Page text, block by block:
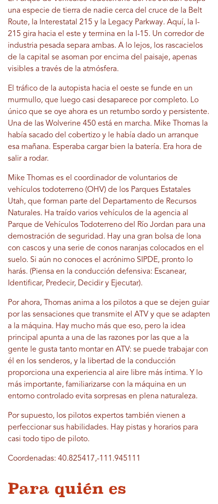
una especie de tierra de nadie cerca del cruce de la Belt
Route, la Interestatal 215 y la Legacy Parkway. Aquí, la I-
215 gira hacia el este y termina en la I-15. Un corredor de
industria pesada separa ambas. A lo lejos, los rascacielos
de la capital se asoman por encima del paisaje, apenas
visibles a través de la atmósfera.
El tráfico de la autopista hacia el oeste se funde en un
murmullo, que luego casi desaparece por completo. Lo
único que se oye ahora es un retumbo sordo y persistente.
Una de las Wolverine 450 está en marcha. Mike Thomas la
había sacado del cobertizo y le había dado un arranque
esa mañana. Esperaba cargar bien la batería. Era hora de
salir a rodar.
Mike Thomas es el coordinador de voluntarios de
vehículos todoterreno (OHV) de los Parques Estatales
Utah, que forman parte del Departamento de Recursos
Naturales. Ha traído varios vehículos de la agencia al
Parque de Vehículos Todoterreno del Río Jordan para una
demostración de seguridad. Hay una gran bolsa de lona
con cascos y una serie de conos naranjas colocados en el
suelo. Si aún no conoces el acrónimo SIPDE, pronto lo
harás. (Piensa en la conducción defensiva: Escanear,
Identificar, Predecir, Decidir y Ejecutar).
Por ahora, Thomas anima a los pilotos a que se dejen guiar
por las sensaciones que transmite el ATV y que se adapten
a la máquina. Hay mucho más que eso, pero la idea
principal apunta a una de las razones por las que a la
gente le gusta tanto montar en ATV: se puede trabajar con
él en los senderos, y la libertad de la conducción
proporciona una experiencia al aire libre más íntima. Y lo
más importante, familiarizarse con la máquina en un
entorno controlado evita sorpresas en plena naturaleza.
Por supuesto, los pilotos expertos también vienen a
perfeccionar sus habilidades. Hay pistas y horarios para
casi todo tipo de piloto.
Coordenadas: 40.825417,-111.945111
Para quién es